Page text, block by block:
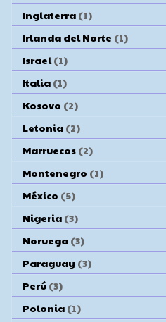
Inglaterra (1)
Irlanda del Norte (1)
Israel (1)
Italia (1)
Kosovo (2)
Letonia (2)
Marruecos (2)
Montenegro (1)
México (5)
Nigeria (3)
Noruega (3)
Paraguay (3)
Perú (3)
Polonia (1)